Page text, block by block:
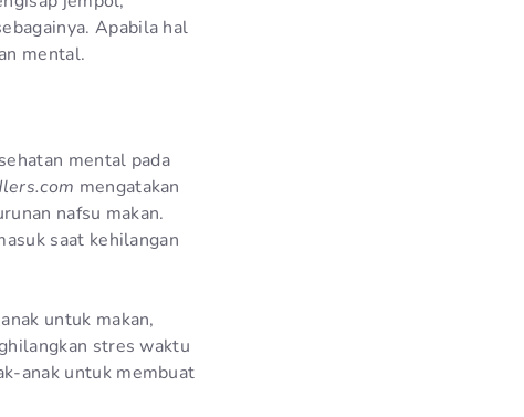
Apabila hal
mental.
mental pada
mengatakan
nafsu makan.
saat kehilangan
untuk makan,
stres waktu
anak untuk membuat